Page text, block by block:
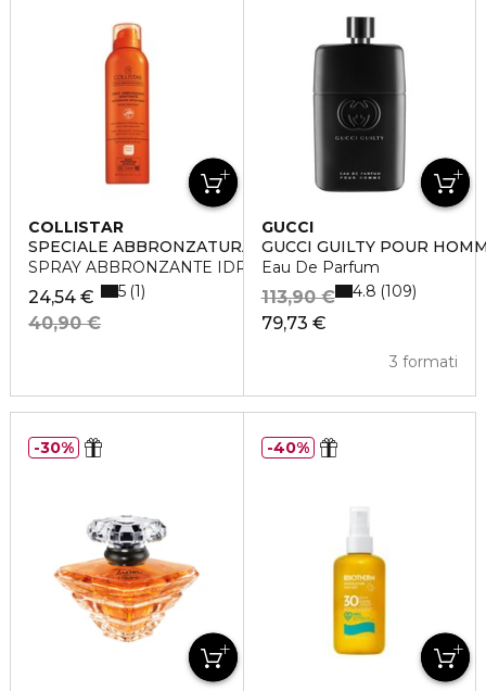
COLLISTAR
SPECIALE ABBRONZATURA PERFETTA
SPRAY ABBRONZANTE IDRATANTE SPF10
24,54 €
40,90 €
5 1
GUCCI
GUCCI GUILTY POUR
Eau De Parfum
79,73 €
113,90 €
3 formati
4.8 109
30% 40%